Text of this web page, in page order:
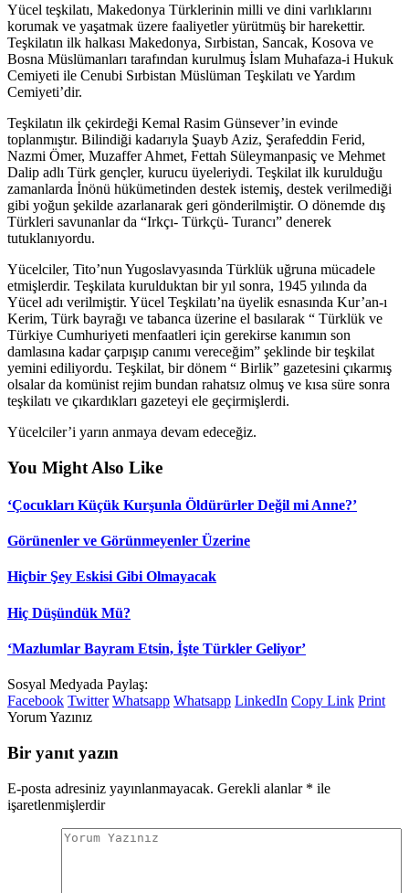
Yücel teşkilatı, Makedonya Türklerinin milli ve dini varlıklarını
korumak ve yaşatmak üzere faaliyetler yürütmüş bir harekettir.
Teşkilatın ilk halkası Makedonya, Sırbistan, Sancak, Kosova ve
Bosna Müslümanları tarafından kurulmuş İslam Muhafaza-i Hukuk
Cemiyeti ile Cenubi Sırbistan Müslüman Teşkilatı ve Yardım
Cemiyeti’dir.
Teşkilatın ilk çekirdeği Kemal Rasim Günsever’in evinde
toplanmıştır. Bilindiği kadarıyla Şuayb Aziz, Şerafeddin Ferid,
Nazmi Ömer, Muzaffer Ahmet, Fettah Süleymanpasiç ve Mehmet
Dalip adlı Türk gençler, kurucu üyeleriydi. Teşkilat ilk kurulduğu
zamanlarda İnönü hükümetinden destek istemiş, destek verilmediği
gibi yoğun şekilde azarlanarak geri gönderilmiştir. O dönemde dış
Türkleri savunanlar da “Irkçı- Türkçü- Turancı” denerek
tutuklanıyordu.
Yücelciler, Tito’nun Yugoslavyasında Türklük uğruna mücadele
etmişlerdir. Teşkilata kurulduktan bir yıl sonra, 1945 yılında da
Yücel adı verilmiştir. Yücel Teşkilatı’na üyelik esnasında Kur’an-ı
Kerim, Türk bayrağı ve tabanca üzerine el basılarak “ Türklük ve
Türkiye Cumhuriyeti menfaatleri için gerekirse kanımın son
damlasına kadar çarpışıp canımı vereceğim” şeklinde bir teşkilat
yemini ediliyordu. Teşkilat, bir dönem “ Birlik” gazetesini çıkarmış
olsalar da komünist rejim bundan rahatsız olmuş ve kısa süre sonra
teşkilatı ve çıkardıkları gazeteyi ele geçirmişlerdi.
Yücelciler’i yarın anmaya devam edeceğiz.
You Might Also Like
‘Çocukları Küçük Kurşunla Öldürürler Değil mi Anne?’
Görünenler ve Görünmeyenler Üzerine
Hiçbir Şey Eskisi Gibi Olmayacak
Hiç Düşündük Mü?
‘Mazlumlar Bayram Etsin, İşte Türkler Geliyor’
Sosyal Medyada Paylaş:
Facebook Twitter Whatsapp Whatsapp LinkedIn Copy Link Print
Yorum Yazınız
Bir yanıt yazın
E-posta adresiniz yayınlanmayacak. Gerekli alanlar * ile
işaretlenmişlerdir